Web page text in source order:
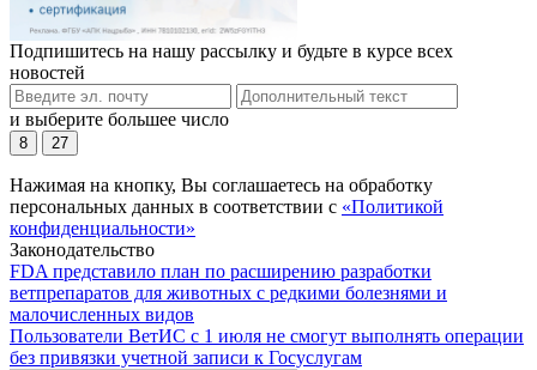
Подпишитесь на нашу рассылку и будьте в курсе всех
новостей
и выберите большее число
8 27
Нажимая на кнопку, Вы соглашаетесь на обработку
персональных данных в соответствии с «Политикой
конфиденциальности»
Законодательство
FDA представило план по расширению разработки
ветпрепаратов для животных с редкими болезнями и
малочисленных видов
Пользователи ВетИС с 1 июля не смогут выполнять операции
без привязки учетной записи к Госуслугам